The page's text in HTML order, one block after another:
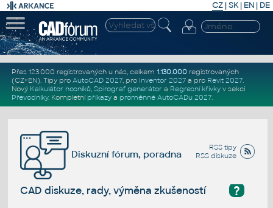
CZ | SK| EN | DE
Přes 123.000 registrovaných u nás, celkem 1.130.000registrovaných
(CZ+EN). Tipy pro AutoCAD 2027, pro Inventor 2027a pro Revit 2027.
Nový Kalkulátor nosníků, Spirograf generátor a Regresní křivkyv sekci
Převodníky. Kompletní příkazya proměnné AutoCADu 2027.
RSS tipy
RSS diskuze
Diskuzní fórum, poradna
?
CAD diskuze, rady, výměna zkušeností